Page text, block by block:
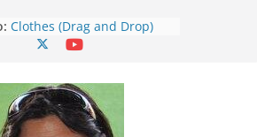
Clothes (Drag and Drop)
Clothes
Clothes (Spot it)
Clothes (Listen and choose)